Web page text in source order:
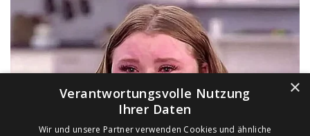
×
Verantwortungsvolle Nutzung
Ihrer Daten
Wir und unsere Partner verwenden Cookies und ähnliche